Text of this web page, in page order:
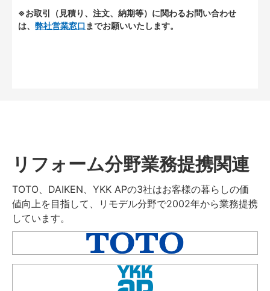
※お取引（見積り、注文、納期等）に関わるお問い合わせ
は、 弊社営業窓口 までお願いいたします。
リフォーム分野業務提携関連
TOTO、DAIKEN、YKK APの3社はお客様の暮らしの価
値向上を目指して、リモデル分野で2002年から業務提携
しています。